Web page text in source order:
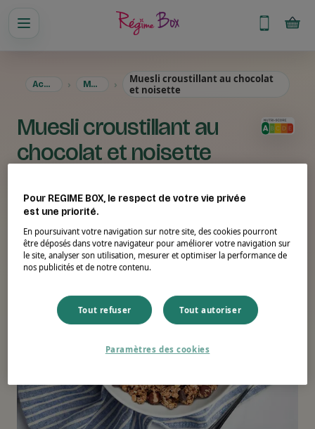
Accueil Menus
Muesli croustillant au chocolat
et noisette
Muesli croustillant au
chocolat et noisette
Pour REGIME BOX, le respect de votre vie privée
est une priorité.
En poursuivant votre navigation sur notre site, des cookies pourront
être déposés dans votre navigateur pour améliorer votre navigation sur
le site, analyser son utilisation, mesurer et optimiser la performance de
nos publicités et de notre contenu.
Tout refuser Tout autoriser
Paramètres des cookies